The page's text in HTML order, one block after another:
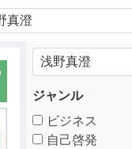
ジャンル
ビジネス
自己啓発